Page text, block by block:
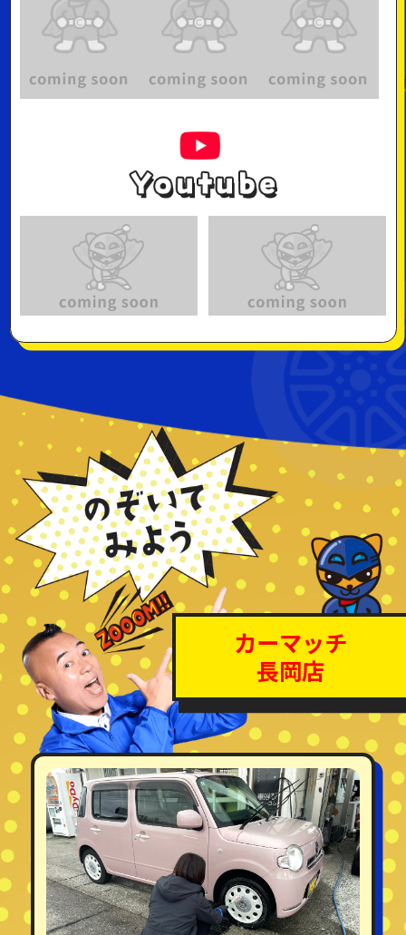
カーマッチ
長岡店